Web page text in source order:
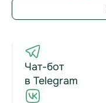
Чат-бот
в Telegram